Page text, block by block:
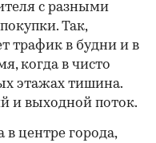
с разными
Так,
трафик в будни и в
когда в чисто
этажах тишина.
и выходной поток.
в центре города,